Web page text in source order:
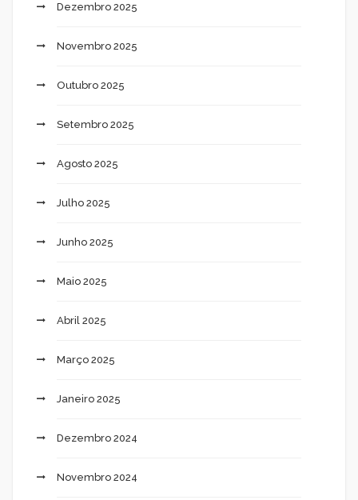
Dezembro 2025
Novembro 2025
Outubro 2025
Setembro 2025
Agosto 2025
Julho 2025
Junho 2025
Maio 2025
Abril 2025
Março 2025
Janeiro 2025
Dezembro 2024
Novembro 2024